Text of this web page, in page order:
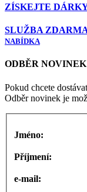
ZÍSKEJTE
SLUŽBA
NABÍDKA
ODBĚR NOVINEK
Pokud chcete
Odběr novinek je
Jméno:
Příjmení:
e-mail: